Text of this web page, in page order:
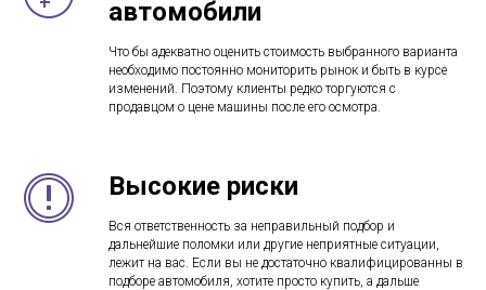
автомобили
Что бы адекватно оценить стоимость выбранного варианта
необходимо постоянно мониторить рынок и быть в курсе
изменений. Поэтому клиенты редко торгуются с
продавцом о цене машины после его осмотра.
Высокие риски
Вся ответственность за неправильный подбор и
дальнейшие поломки или другие неприятные ситуации,
лежит на вас. Если вы не достаточно квалифицированны в
подборе автомобиля, хотите просто купить, а дальше